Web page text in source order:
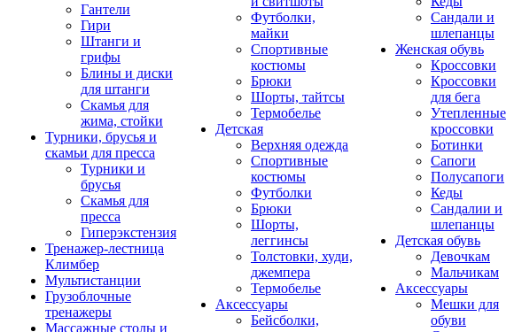
Гантели
Гири
Штанги и
грифы
Блины и диски
для штанги
Скамья для
жима, стойки
Турники, брусья и
скамьи для пресса
Турники и
брусья
Скамья для
пресса
Гиперэкстензия
Тренажер-лестница
Климбер
Мультистанции
Грузоблочные
тренажеры
Массажные столы и
Футболки,
майки
Спортивные
костюмы
Брюки
Шорты, тайтсы
Термобелье
Детская
Верхняя одежда
Спортивные
костюмы
Футболки
Брюки
Шорты,
леггинсы
Толстовки, худи,
джемпера
Термобелье
Аксессуары
Бейсболки,
Сандали и
шлепанцы
Женская обувь
Кроссовки
Кроссовки
для бега
Утепленные
кроссовки
Ботинки
Сапоги
Полусапоги
Кеды
Сандалии и
шлепанцы
Детская обувь
Девочкам
Мальчикам
Аксессуары
Мешки для
обуви